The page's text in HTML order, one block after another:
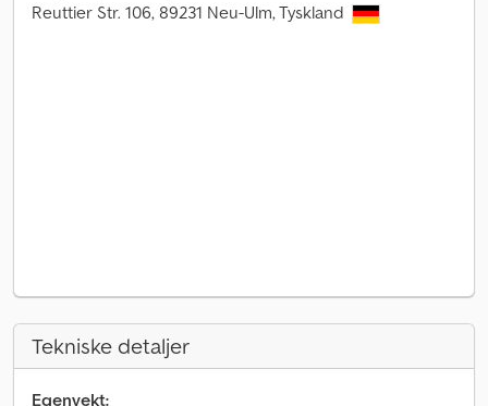
Reuttier Str. 106, 89231 Neu-Ulm, Tyskland
Tekniske detaljer
Egenvekt: